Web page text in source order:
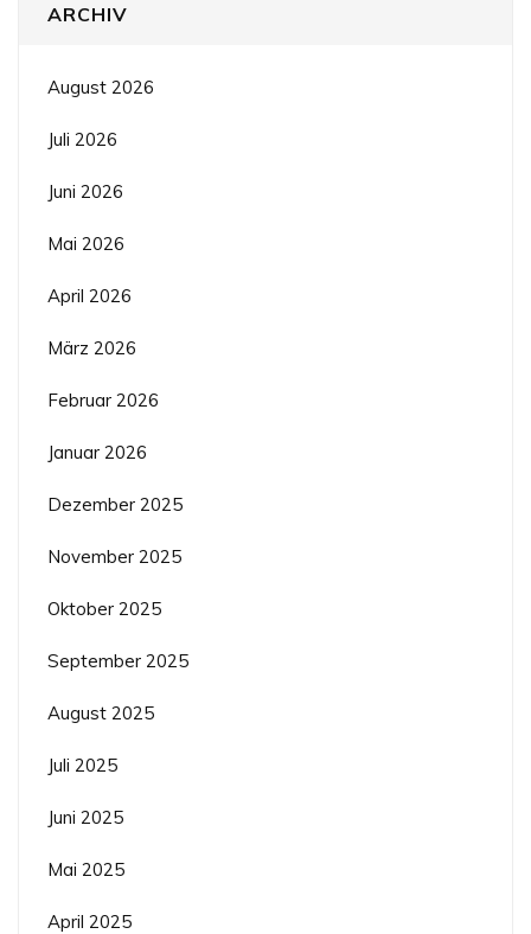
ARCHIV
August 2026
Juli 2026
Juni 2026
Mai 2026
April 2026
März 2026
Februar 2026
Januar 2026
Dezember 2025
November 2025
Oktober 2025
September 2025
August 2025
Juli 2025
Juni 2025
Mai 2025
April 2025